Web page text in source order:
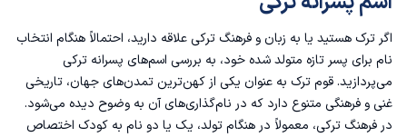
اسم پسر ترکی قشقایی
اسم پسر ترکی با ش
اگر ترک هستید یا به زبان و فرهنگ ترکی علاقه دارید، احتمالاً هنگام انتخاب
نام برای پسر تازه متولد شده خود، به بررسی اسم‌های پسرانه ترکی
می‌پردازید. قوم ترک به عنوان یکی از کهن‌ترین تمدن‌های جهان، تاریخی
غنی و فرهنگی متنوع دارد که در نام‌گذاری‌های آن به وضوح دیده می‌شود.
در فرهنگ ترکی، معمولاً در هنگام تولد، یک یا دو نام به کودک اختصاص